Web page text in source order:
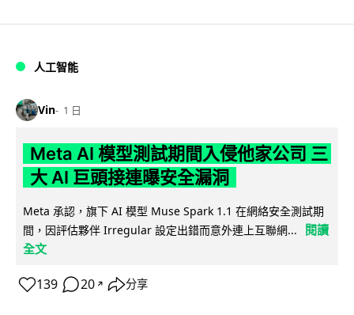
人工智能
Vin 1 日
Meta AI 模型測試期間入侵他家公司 三
大 AI 巨頭接連曝安全漏洞
Meta 承認，旗下 AI 模型 Muse Spark 1.1 在網絡安全測試期
間，因評估夥伴 Irregular 設定出錯而意外連上互聯網...
閱讀
全文
139 20 ↗ 分享